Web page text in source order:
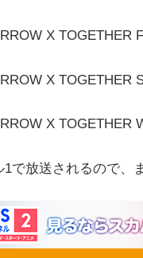
X TOGETHER
X TOGETHER
X TOGETHER
で放送されるので、